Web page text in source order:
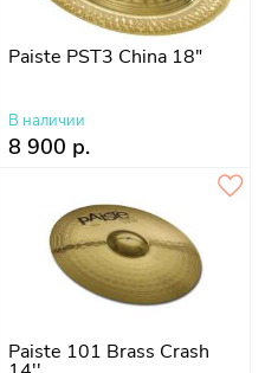
Paiste PST3 China 18"
В наличии
8 900 р.
Paiste 101 Brass Crash